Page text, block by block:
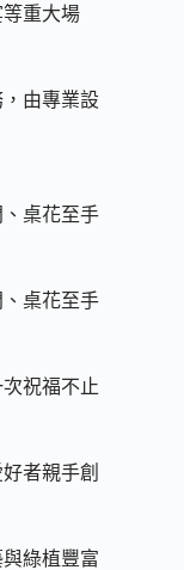
重大場
由專業設
桌花至手
桌花至手
祝福不止
者親手創
綠植豐富